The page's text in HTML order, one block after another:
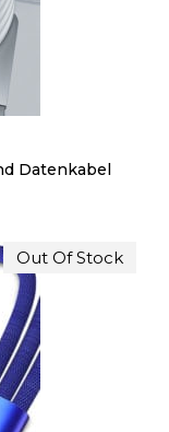
Datenkabel
Out Of Stock